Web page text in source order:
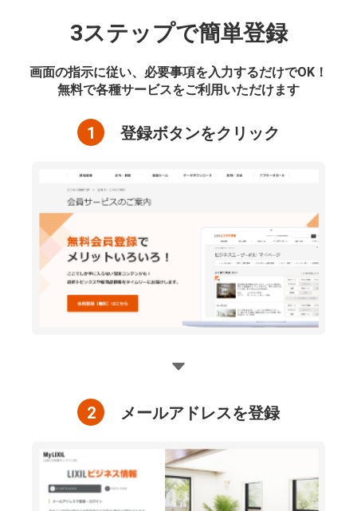
3ステップで簡単登録
画面の指示に従い、必要事項を入力するだけでOK！
無料で各種サービスをご利用いただけます
1 登録ボタンをクリック
2 メールアドレスを登録